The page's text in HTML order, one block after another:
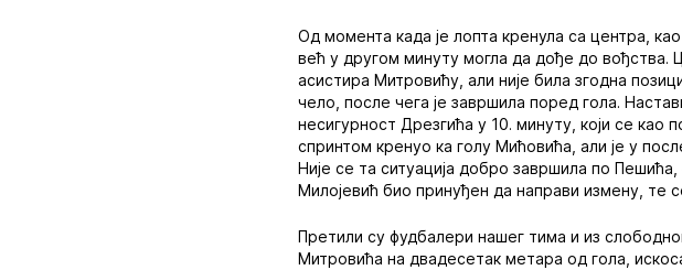
Од момента када је лопта кренула са центра,
већ у другом минуту могла да дође до вођства.
асистира Митровићу, али није била згодна
чело, после чега је завршила поред гола.
несигурност Дрезгића у 10. минуту, који се
спринтом кренуо ка голу Мићовића, али је у
Није се та ситуација добро завршила по
Милојевић био принуђен да направи измену, те
Претили су фудбалери нашег тима и из
Митровића на двадесетак метара од гола,